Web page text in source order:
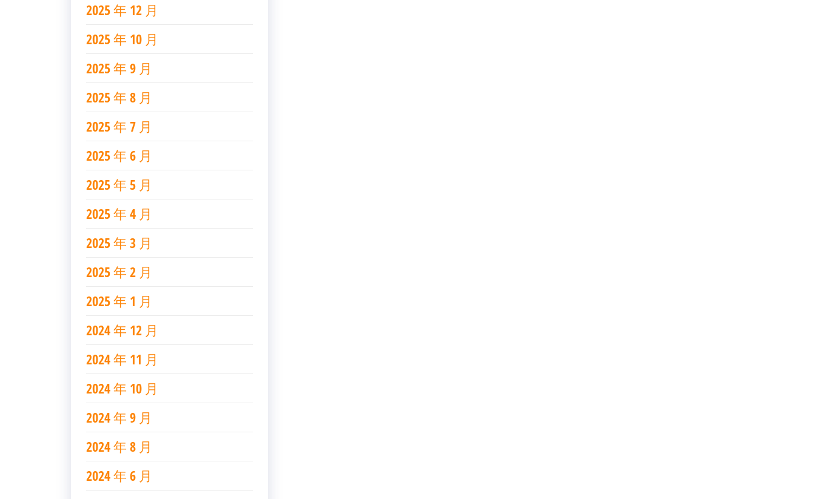
2025 年 12 月
2025 年 10 月
2025 年 9 月
2025 年 8 月
2025 年 7 月
2025 年 6 月
2025 年 5 月
2025 年 4 月
2025 年 3 月
2025 年 2 月
2025 年 1 月
2024 年 12 月
2024 年 11 月
2024 年 10 月
2024 年 9 月
2024 年 8 月
2024 年 6 月